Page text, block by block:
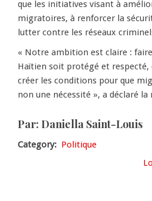
que les initiatives visant à
migratoires, à renforcer la
lutter contre les réseaux
« Notre ambition est claire :
Haïtien soit protégé et respecté,
créer les conditions pour que
non une nécessité », a déclaré
Par: Daniella Saint-Louis
Category
Politique